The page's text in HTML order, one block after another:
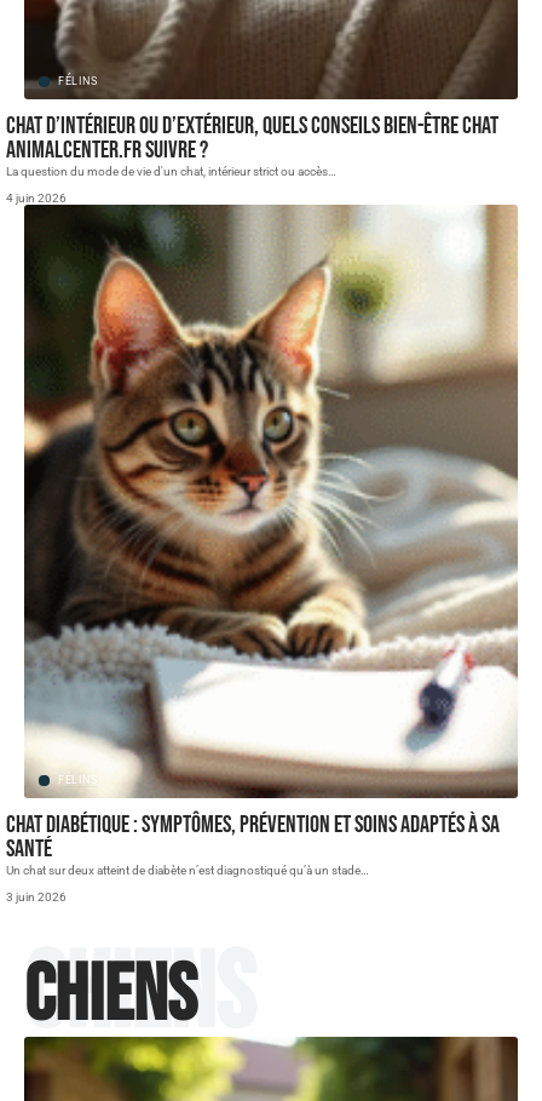
FÉLINS
Chat d’intérieur ou d’extérieur, quels conseils bien-être chat
animalcenter.fr suivre ?
La question du mode de vie d'un chat, intérieur strict ou accès
4 juin 2026
FÉLINS
Chat diabétique : symptômes, prévention et soins adaptés à sa
santé
Un chat sur deux atteint de diabète n’est diagnostiqué qu’à un stade
3 juin 2026
Chiens
Chiens